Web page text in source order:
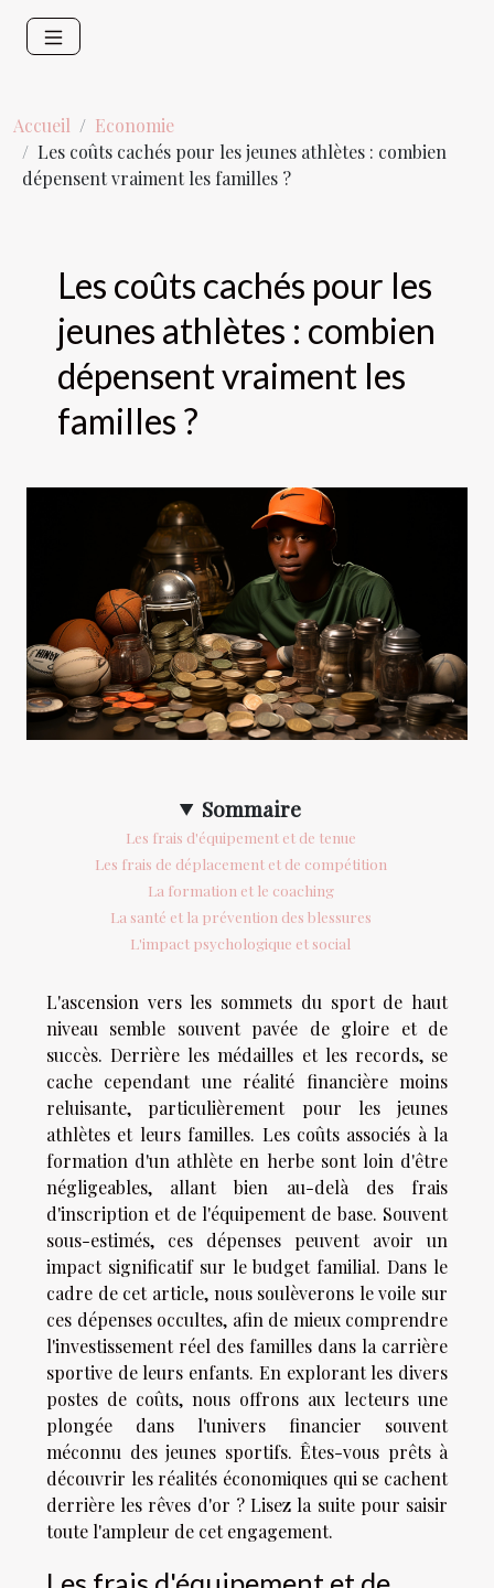
Accueil
Economie
Les coûts cachés pour les jeunes athlètes : combien
dépensent vraiment les familles ?
Les coûts cachés pour les
jeunes athlètes : combien
dépensent vraiment les
familles ?
Sommaire
Les frais d'équipement et de tenue
Les frais de déplacement et de compétition
La formation et le coaching
La santé et la prévention des blessures
L'impact psychologique et social
L'ascension vers les sommets du sport de haut
niveau semble souvent pavée de gloire et de
succès. Derrière les médailles et les records, se
cache cependant une réalité financière moins
reluisante, particulièrement pour les jeunes
athlètes et leurs familles. Les coûts associés à la
formation d'un athlète en herbe sont loin d'être
négligeables, allant bien au-delà des frais
d'inscription et de l'équipement de base. Souvent
sous-estimés, ces dépenses peuvent avoir un
impact significatif sur le budget familial. Dans le
cadre de cet article, nous soulèverons le voile sur
ces dépenses occultes, afin de mieux comprendre
l'investissement réel des familles dans la carrière
sportive de leurs enfants. En explorant les divers
postes de coûts, nous offrons aux lecteurs une
plongée dans l'univers financier souvent
méconnu des jeunes sportifs. Êtes-vous prêts à
découvrir les réalités économiques qui se cachent
derrière les rêves d'or ? Lisez la suite pour saisir
toute l'ampleur de cet engagement.